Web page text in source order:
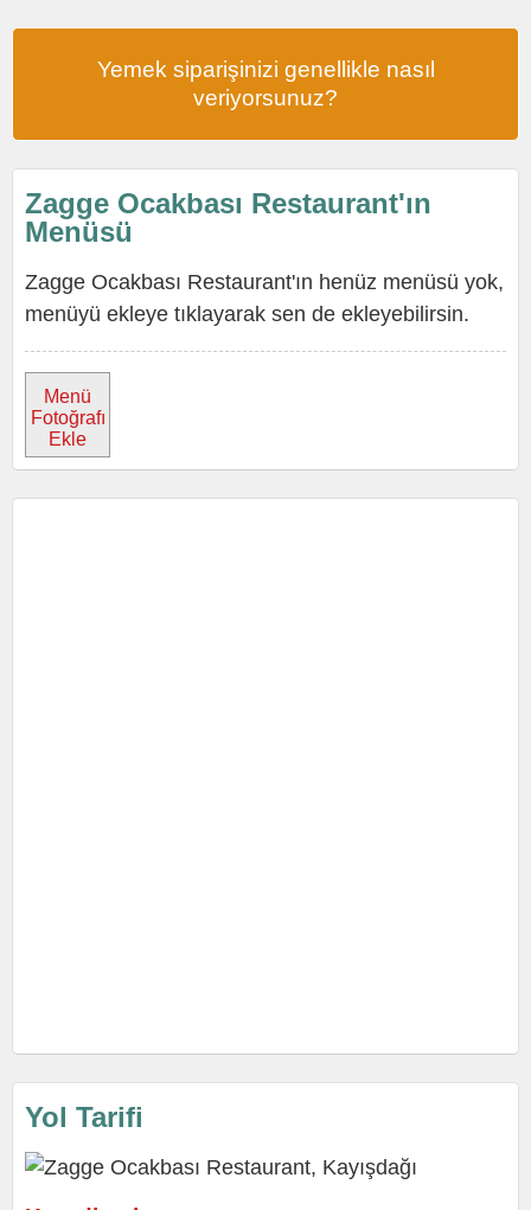
Yemek siparişinizi genellikle nasıl
veriyorsunuz?
Zagge Ocakbası Restaurant'ın
Menüsü
Zagge Ocakbası Restaurant'ın henüz menüsü yok,
menüyü ekleye tıklayarak sen de ekleyebilirsin.
Menü
Fotoğrafı
Ekle
Yol Tarifi